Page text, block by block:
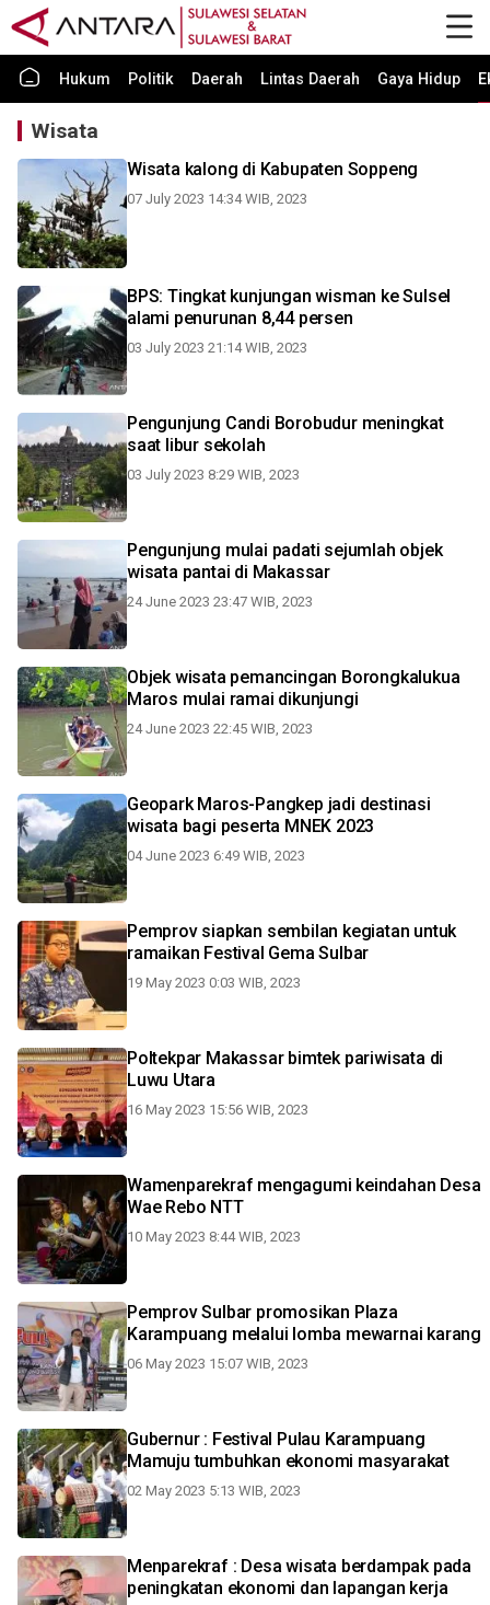
Hukum Politik Daerah Lintas Daerah Gaya Hidup
Wisata
Wisata kalong di Kabupaten Soppeng
07 July 2023 14:34 WIB, 2023
BPS: Tingkat kunjungan wisman ke Sulsel
alami penurunan 8,44 persen
03 July 2023 21:14 WIB, 2023
Pengunjung Candi Borobudur meningkat
saat libur sekolah
03 July 2023 8:29 WIB, 2023
Pengunjung mulai padati sejumlah objek
wisata pantai di Makassar
24 June 2023 23:47 WIB, 2023
Objek wisata pemancingan Borongkalukua
Maros mulai ramai dikunjungi
24 June 2023 22:45 WIB, 2023
Geopark Maros-Pangkep jadi destinasi
wisata bagi peserta MNEK 2023
04 June 2023 6:49 WIB, 2023
Pemprov siapkan sembilan kegiatan untuk
ramaikan Festival Gema Sulbar
19 May 2023 0:03 WIB, 2023
Poltekpar Makassar bimtek pariwisata di
Luwu Utara
16 May 2023 15:56 WIB, 2023
Wamenparekraf mengagumi keindahan Desa
Wae Rebo NTT
10 May 2023 8:44 WIB, 2023
Pemprov Sulbar promosikan Plaza
Karampuang melalui lomba mewarnai karang
06 May 2023 15:07 WIB, 2023
Gubernur : Festival Pulau Karampuang
Mamuju tumbuhkan ekonomi masyarakat
02 May 2023 5:13 WIB, 2023
Menparekraf : Desa wisata berdampak pada
peningkatan ekonomi dan lapangan kerja